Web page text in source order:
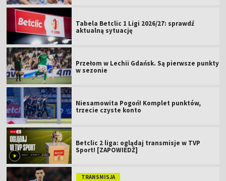
Tabela Betclic 1 Ligi 2026/27: sprawdź
aktualną sytuację
Przełom w Lechii Gdańsk. Są pierwsze punkty
w sezonie
Niesamowita Pogoń! Komplet punktów,
trzecie czyste konto
Betclic 2 liga: oglądaj transmisje w TVP
Sport! [ZAPOWIEDŹ]
TRANSMISJA